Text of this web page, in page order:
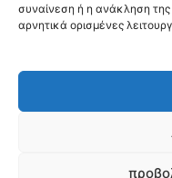
συναίνεση ή η ανάκληση
αρνητικά ορισμένες
Cool spots
ΝΗΣΙΑ
©